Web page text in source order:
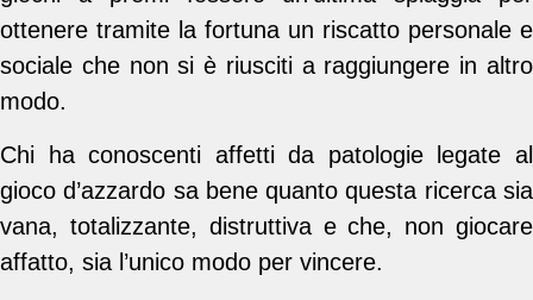
ottenere tramite la fortuna un riscatto personale e
sociale che non si è riusciti a raggiungere in altro
modo.
Chi ha conoscenti affetti da patologie legate al
gioco d’azzardo sa bene quanto questa ricerca sia
vana, totalizzante, distruttiva e che, non giocare
affatto, sia l’unico modo per vincere.